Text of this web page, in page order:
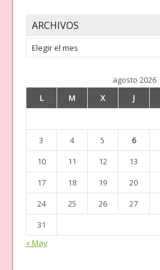
ARCHIVOS
Archivos
agosto 2026
L
M X J
3
4 5 6
10
11 12 13
17
18 19 20
24
25 26 27
31
« May